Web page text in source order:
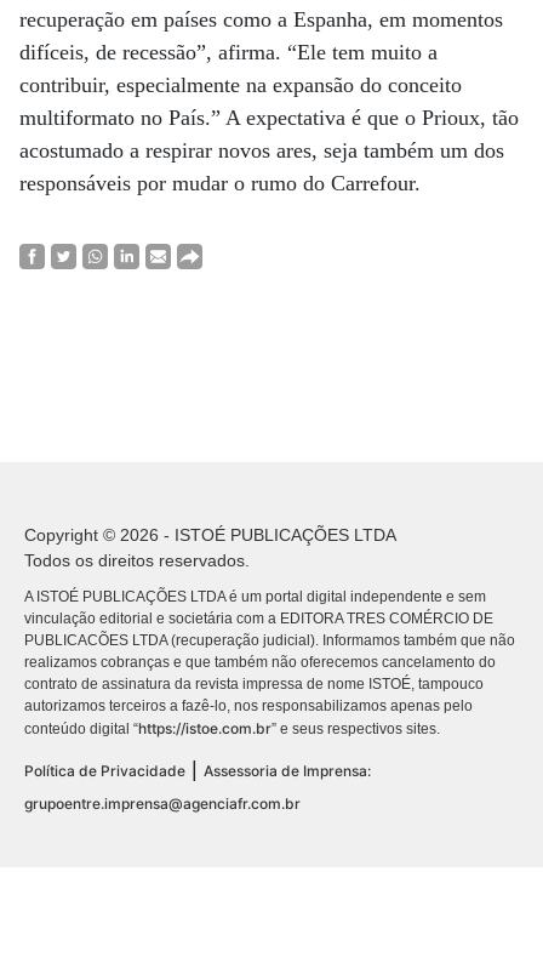
recuperação em países como a Espanha, em momentos
difíceis, de recessão”, afirma. “Ele tem muito a
contribuir, especialmente na expansão do conceito
multiformato no País.” A expectativa é que o Prioux, tão
acostumado a respirar novos ares, seja também um dos
responsáveis por mudar o rumo do Carrefour.
Copyright © 2026 - ISTOÉ PUBLICAÇÕES LTDA
Todos os direitos reservados.
A ISTOÉ PUBLICAÇÕES LTDA é um portal digital independente e sem
vinculação editorial e societária com a EDITORA TRES COMÉRCIO DE
PUBLICACÕES LTDA (recuperação judicial). Informamos também que não
realizamos cobranças e que também não oferecemos cancelamento do
contrato de assinatura da revista impressa de nome ISTOÉ, tampouco
autorizamos terceiros a fazê-lo, nos responsabilizamos apenas pelo
conteúdo digital “https://istoe.com.br” e seus respectivos sites.
Política de Privacidade
Assessoria de Imprensa:
grupoentre.imprensa@agenciafr.com.br